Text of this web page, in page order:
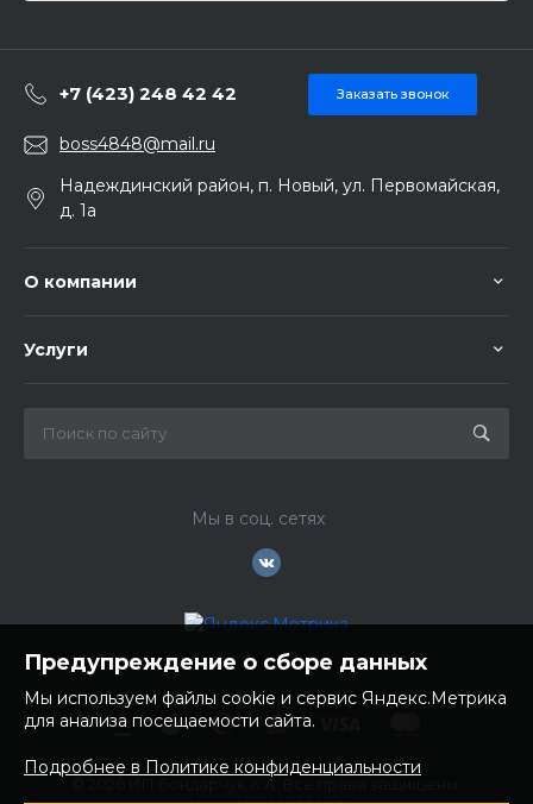
+7 (423) 248 42 42 Заказать звонок
boss4848@mail.ru
Надеждинский район, п. Новый, ул. Первомайская,
д. 1а
О компании
Услуги
Мы в соц. сетях
Предупреждение о сборе данных
Мы используем файлы cookie и сервис Яндекс.Метрика
для анализа посещаемости сайта.
Подробнее в Политике конфиденциальности